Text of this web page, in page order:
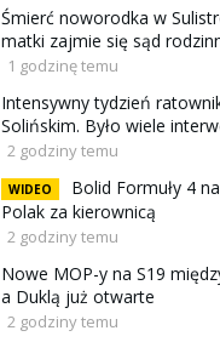
Śmierć noworodka w
matki zajmie się sąd
1 godzinę temu
Intensywny tydzień
Solińskim. Było wiele
2 godziny temu
WIDEO
Bolid Formuły 4
Polak za kierownicą
2 godziny temu
Nowe MOP-y na S19
a Duklą już otwarte
2 godziny temu